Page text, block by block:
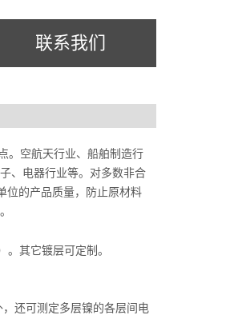
联系我们
。空航天行业、船舶制造行
、电器行业等。对多数非合
位的产品质量，防止原材料
其它镀层可定制。
还可测定多层镍的各层间电